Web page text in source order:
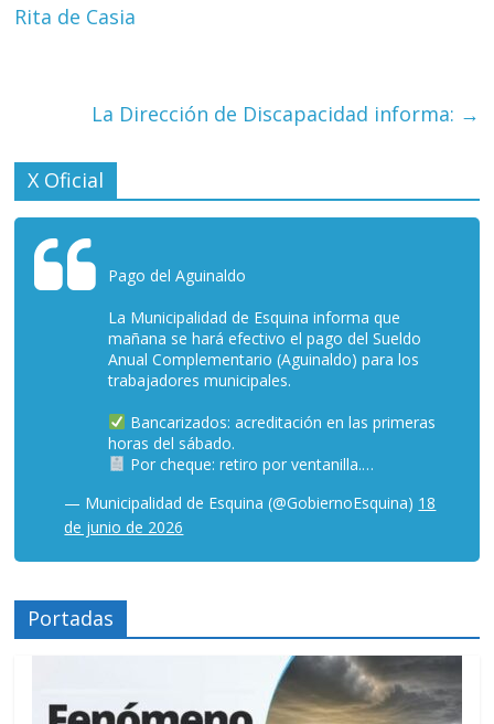
Rita de Casia
La Dirección de Discapacidad informa: →
X Oficial
Pago del Aguinaldo
La Municipalidad de Esquina informa que
mañana se hará efectivo el pago del Sueldo
Anual Complementario (Aguinaldo) para los
trabajadores municipales.
Bancarizados: acreditación en las primeras
horas del sábado.
Por cheque: retiro por ventanilla.…
— Municipalidad de Esquina (@GobiernoEsquina) 18
de junio de 2026
Portadas